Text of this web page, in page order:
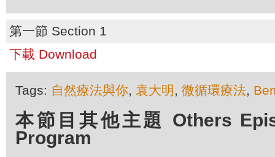
第一節 Section 1
下載 Download
Tags: 自然療法與你, 袁大明 , 微循環療法,
本節目其他主題 Others
Program